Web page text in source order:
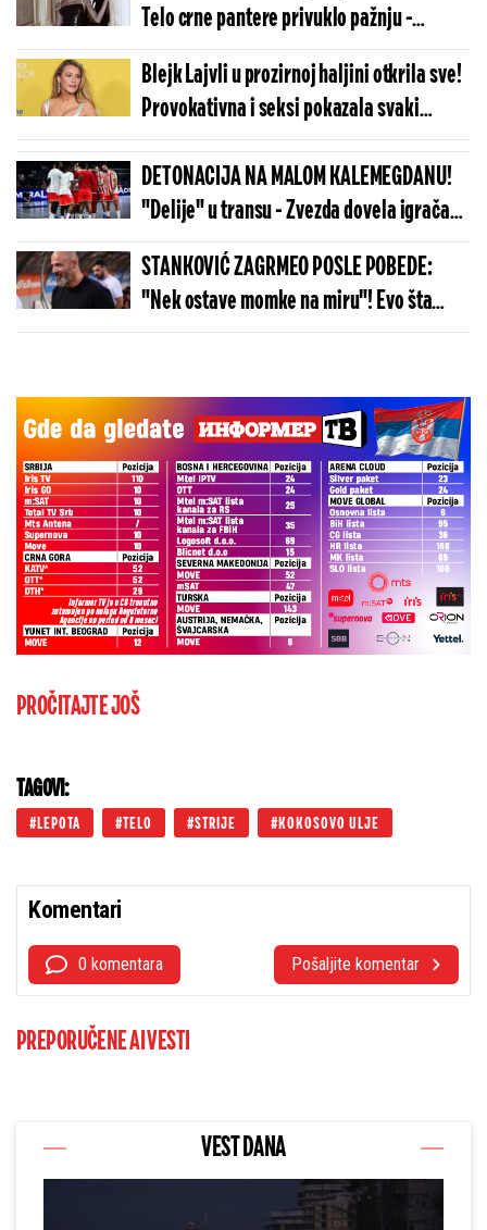
Telo crne pantere privuklo pažnju -
bogovski izgleda (FOTO)
Blejk Lajvli u prozirnoj haljini otkrila sve!
Provokativna i seksi pokazala svaki
pedalj zgodnog tela (FOTO)
DETONACIJA NA MALOM KALEMEGDANU!
"Delije" u transu - Zvezda dovela igrača
Real Madrida!
STANKOVIĆ ZAGRMEO POSLE POBEDE:
"Nek ostave momke na miru"! Evo šta
kaže o isključenju golmana!
PROČITAJTE JOŠ
TAGOVI:
LEPOTA TELO STRIJE KOKOSOVO ULJE
Komentari
0 komentara Pošaljite komentar
PREPORUČENE AI VESTI
VEST DANA